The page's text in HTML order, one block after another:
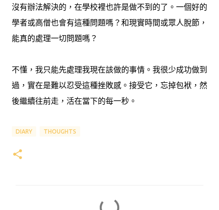
沒有辦法解決的，在學校裡也許是做不到的了。一個好的
學者或高僧也會有這種問題嗎？和現實時間或眾人脫節，
能真的處理一切問題嗎？
不懂，我只能先處理我現在該做的事情。我很少成功做到
過，實在是難以忍受這種挫敗感。接受它，忘掉包袱，然
後繼續往前走，活在當下的每一秒。
DIARY THOUGHTS